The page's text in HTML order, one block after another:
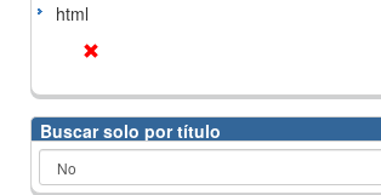
html
Buscar solo por título